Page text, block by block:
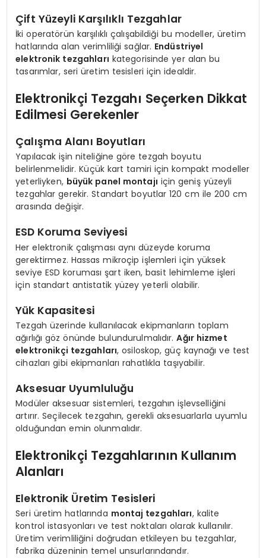
Çift Yüzeyli Karşılıklı Tezgahlar
İki operatörün karşılıklı çalışabildiği bu modeller, üretim
hatlarında alan verimliliği sağlar. Endüstriyel
elektronik tezgahları kategorisinde yer alan bu
tasarımlar, seri üretim tesisleri için idealdir.
Elektronikçi Tezgahı Seçerken Dikkat
Edilmesi Gerekenler
Çalışma Alanı Boyutları
Yapılacak işin niteliğine göre tezgah boyutu
belirlenmelidir. Küçük kart tamiri için kompakt modeller
yeterliyken, büyük panel montajı için geniş yüzeyli
tezgahlar gerekir. Standart boyutlar 120 cm ile 200 cm
arasında değişir.
ESD Koruma Seviyesi
Her elektronik çalışması aynı düzeyde koruma
gerektirmez. Hassas mikroçip işlemleri için yüksek
seviye ESD koruması şart iken, basit lehimleme işleri
için standart antistatik yüzey yeterli olabilir.
Yük Kapasitesi
Tezgah üzerinde kullanılacak ekipmanların toplam
ağırlığı göz önünde bulundurulmalıdır.Ağır hizmet
elektronikçi tezgahları, osiloskop, güç kaynağı ve test
cihazları gibi ekipmanları rahatlıkla taşıyabilir.
Aksesuar Uyumluluğu
Modüler aksesuar sistemleri, tezgahın işlevselliğini
artırır. Seçilecek tezgahın, gerekli aksesuarlarla uyumlu
olduğundan emin olunmalıdır.
Elektronikçi Tezgahlarının Kullanım
Alanları
Elektronik Üretim Tesisleri
Seri üretim hatlarında montaj tezgahları, kalite
kontrol istasyonları ve test noktaları olarak kullanılır.
Üretim verimliliğini doğrudan etkileyen bu tezgahlar,
fabrika düzeninin temel unsurlarındandır.